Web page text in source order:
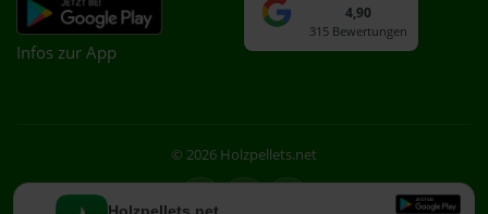
Holzpellets.net
Infos zur App
4,90
315 Bewertungen
© 2026 Holzpellets.net
Facebook